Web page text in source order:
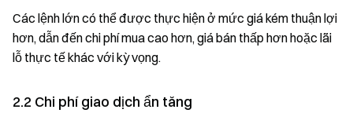
Các lệnh lớn có thể được thực hiện ở mức giá kém thuận lợi
hơn, dẫn đến chi phí mua cao hơn, giá bán thấp hơn hoặc lãi
lỗ thực tế khác với kỳ vọng.
2.2 Chi phí giao dịch ẩn tăng